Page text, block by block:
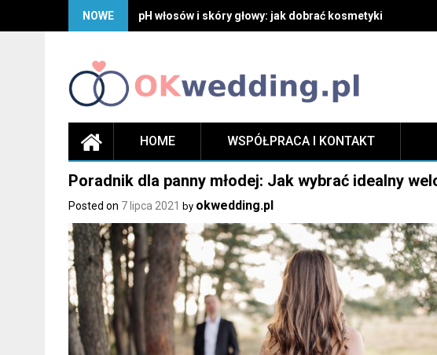
NOWE pH włosów i skóry głowy: jak dobrać kosmetyki i unikać
HOME WSPÓŁPRACA I KONTAKT
Poradnik dla panny młodej: Jak wybrać idealny
Posted on 7 lipca 2021 by okwedding.pl